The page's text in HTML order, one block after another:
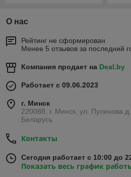
О нас
Рейтинг не сформирован
Менее 5 отзывов за последний
Компания продает на Deal.by
Работает с 09.06.2023
г. Минск
220088, г. Минск, ул. Пулихова
Беларусь
Контакты
Сегодня работает с 10:00 до
Показать весь график